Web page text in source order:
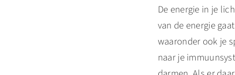
De energie in je
van de energie
waaronder ook je
naar je